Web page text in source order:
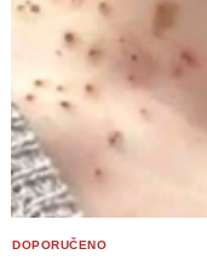
Search